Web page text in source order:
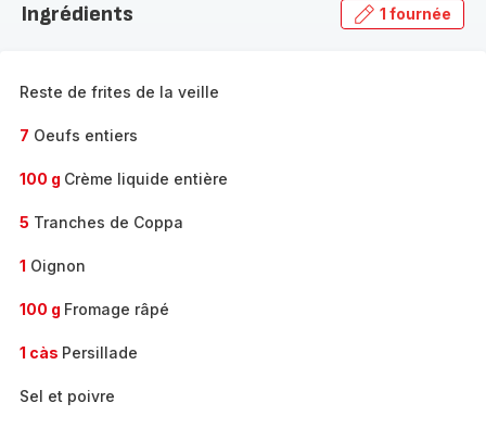
gamme
Ingrédients 1 fournée
Reste de frites de la veille
7 Oeufs entiers
100 g Crème liquide entière
5 Tranches de Coppa
1 Oignon
100 g Fromage râpé
1 càs Persillade
Sel et poivre